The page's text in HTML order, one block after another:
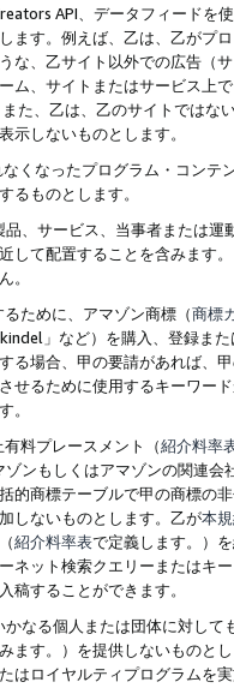
API、データフィード
ます。例えば、乙は、乙がプ
な、乙サイト以外での広告（
ム、サイトまたはサービス上
た、乙は、乙のサイトでは
示しないものとします。
くなったプログラム・コン
るものとします。
、サービス、当事者または
して配置することを含みます
ん。
ために、アマゾン商標（商標
」など）を購入、登録ま
る場合、甲の要請があれば、
せるために使用するキーワー
。
料プレースメント（紹介料率
ゾンもしくはアマゾンの関連
的商標テーブルで甲の商標の
しないものとします。乙が本
紹介料率表で定義します。）
ネット検索クエリーまたはキ
稿することができます。
なる個人または団体に対し
ます。）を提供しないものと
はロイヤルティプログラムを